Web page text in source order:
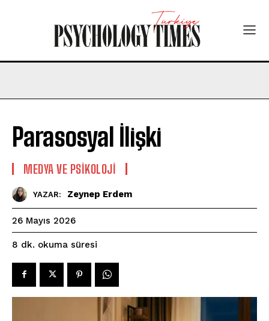
Parasosyal İlişki
MEDYA VE PSIKOLOJI
YAZAR: Zeynep Erdem
26 Mayıs 2026
8 dk. okuma süresi